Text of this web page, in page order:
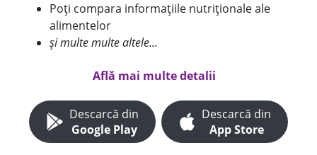
Poți compara informațiile nutriționale ale
alimentelor
și multe multe altele...
Află mai multe detalii
Descarcă din
Google Play
Descarcă din
App Store